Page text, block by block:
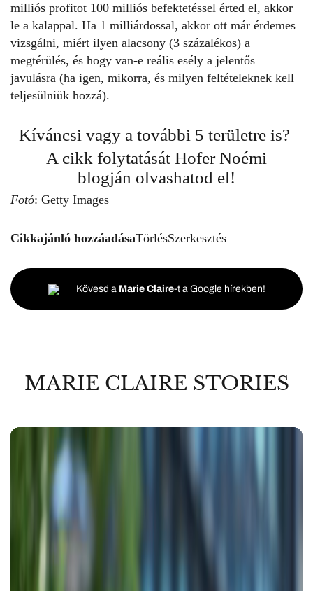
milliós profitot 100 milliós befektetéssel érted el, akkor
le a kalappal. Ha 1 milliárdossal, akkor ott már érdemes
vizsgálni, miért ilyen alacsony (3 százalékos) a
megtérülés, és hogy van-e reális esély a jelentős
javulásra (ha igen, mikorra, és milyen feltételeknek kell
teljesülniük hozzá).
Kíváncsi vagy a további 5 területre is?
A cikk folytatását Hofer Noémi
blogján olvashatod el!
Fotó: Getty Images
Cikkajánló hozzáadásaTörlésSzerkesztés
Kövesd a Marie Claire-t a Google hírekben!
MARIE CLAIRE STORIES